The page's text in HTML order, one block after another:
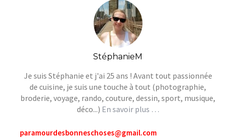
StéphanieM
Je suis Stéphanie et j'ai 25 ans ! Avant tout passionnée
de cuisine, je suis une touche à tout (photographie,
broderie, voyage, rando, couture, dessin, sport, musique,
déco...) En savoir plus …
paramourdesbonneschoses@gmail.com